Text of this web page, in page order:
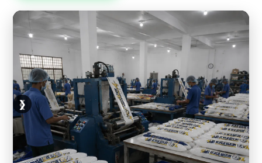
❮
❯